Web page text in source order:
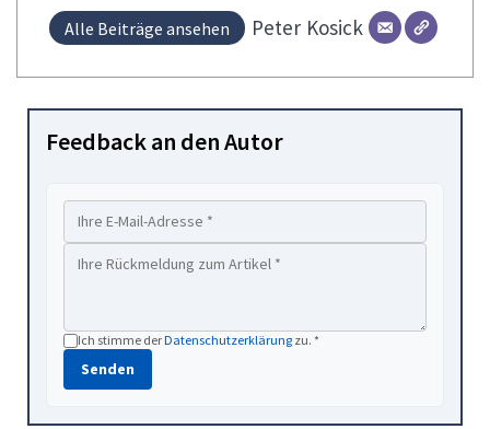
Alle Beiträge ansehen Peter Kosick
Feedback an den Autor
Ich stimme derDatenschutzerklärung zu. *
Senden